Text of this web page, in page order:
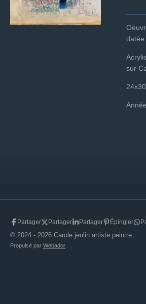
datée
sur
Partager Partager Partager Épingler
© 2024 - 2026 Carole jeulin artiste peintre
Propulsé par Webador